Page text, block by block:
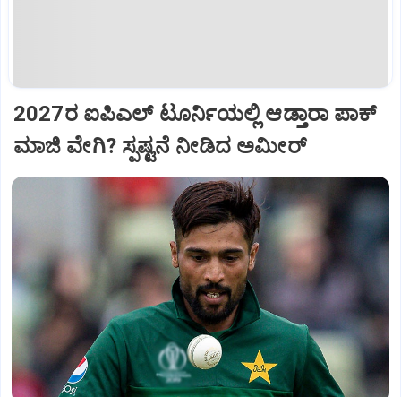
2027ರ ಐಪಿಎಲ್ ಟೂರ್ನಿಯಲ್ಲಿ ಆಡ್ತಾರಾ ಪಾಕ್
ಮಾಜಿ ವೇಗಿ? ಸ್ಪಷ್ಟನೆ ನೀಡಿದ ಅಮೀರ್